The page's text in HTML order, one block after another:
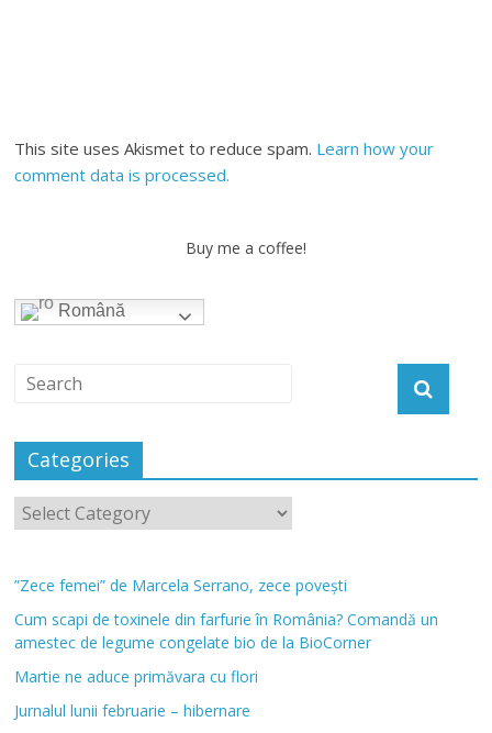
This site uses Akismet to reduce spam. Learn how your
comment data is processed.
Buy me a coffee!
Română
Categories
”Zece femei” de Marcela Serrano, zece povești
Cum scapi de toxinele din farfurie în România? Comandă un
amestec de legume congelate bio de la BioCorner
Martie ne aduce primăvara cu flori
Jurnalul lunii februarie – hibernare